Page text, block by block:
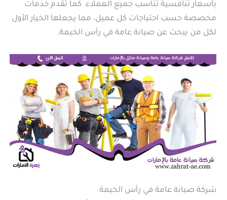
بأسعار تنافسية تناسب جميع العملاء. كما تقدم خدمات
مخصصة حسب احتياجات كل عميل، مما يجعلها الخيار الأول
لكل من يبحث عن صيانة عامة في رأس الخيمة.
شركة صيانة عامة في رأس الخيمة